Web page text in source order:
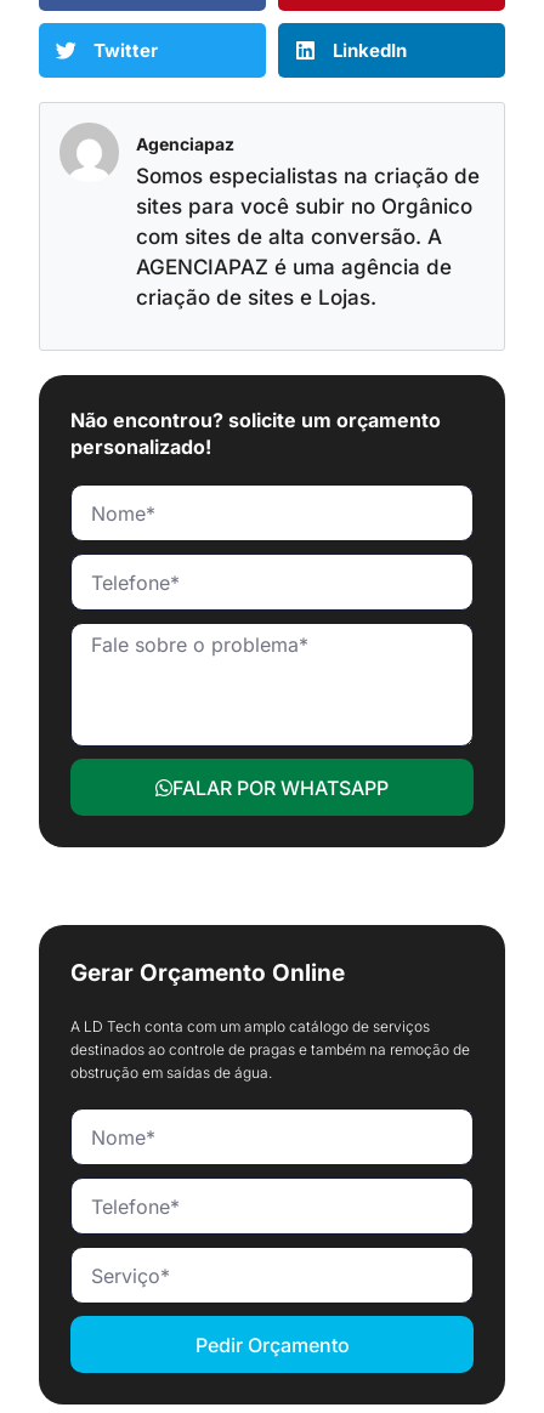
Twitter LinkedIn
Agenciapaz
Somos especialistas na criação de
sites para você subir no Orgânico
com sites de alta conversão. A
AGENCIAPAZ é uma agência de
criação de sites e Lojas.
Não encontrou? solicite um orçamento
personalizado!
FALAR POR WHATSAPP
Gerar Orçamento Online
A LD Tech conta com um amplo catálogo de serviços
destinados ao controle de pragas e também na remoção de
obstrução em saídas de água.
Pedir Orçamento